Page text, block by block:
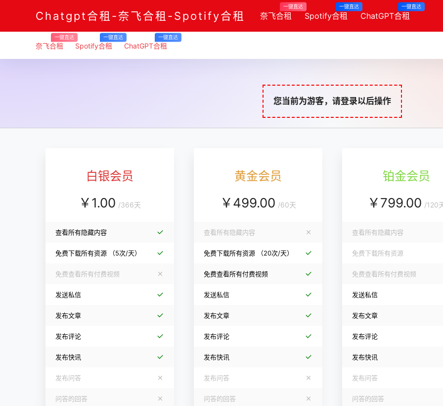
Chatgpt合租-奈飞合租-Spotify合租 奈飞合租
一键直达
Spotify合租
一键直达
ChatGPT合租
一键直达
奈飞合租
一键直达
Spotify合租
一键直达
ChatGPT合租
一键直达
您当前为游客，请登录以后操作
白银会员
￥1.00 /366天
查看所有隐藏内容
免费下载所有资源 （5次/天）
免费查看所有付费视频
发送私信
发布文章
发布评论
发布快讯
发布问答
问答的回答
黄金会员
￥499.00 /60天
查看所有隐藏内容
免费下载所有资源 （20次/天）
免费查看所有付费视频
发送私信
发布文章
发布评论
发布快讯
发布问答
问答的回答
铂金会员
￥799.00 /120
查看所有隐藏内容
免费下载所有资源
免费查看所有付费视频
发送私信
发布文章
发布评论
发布快讯
发布问答
问答的回答